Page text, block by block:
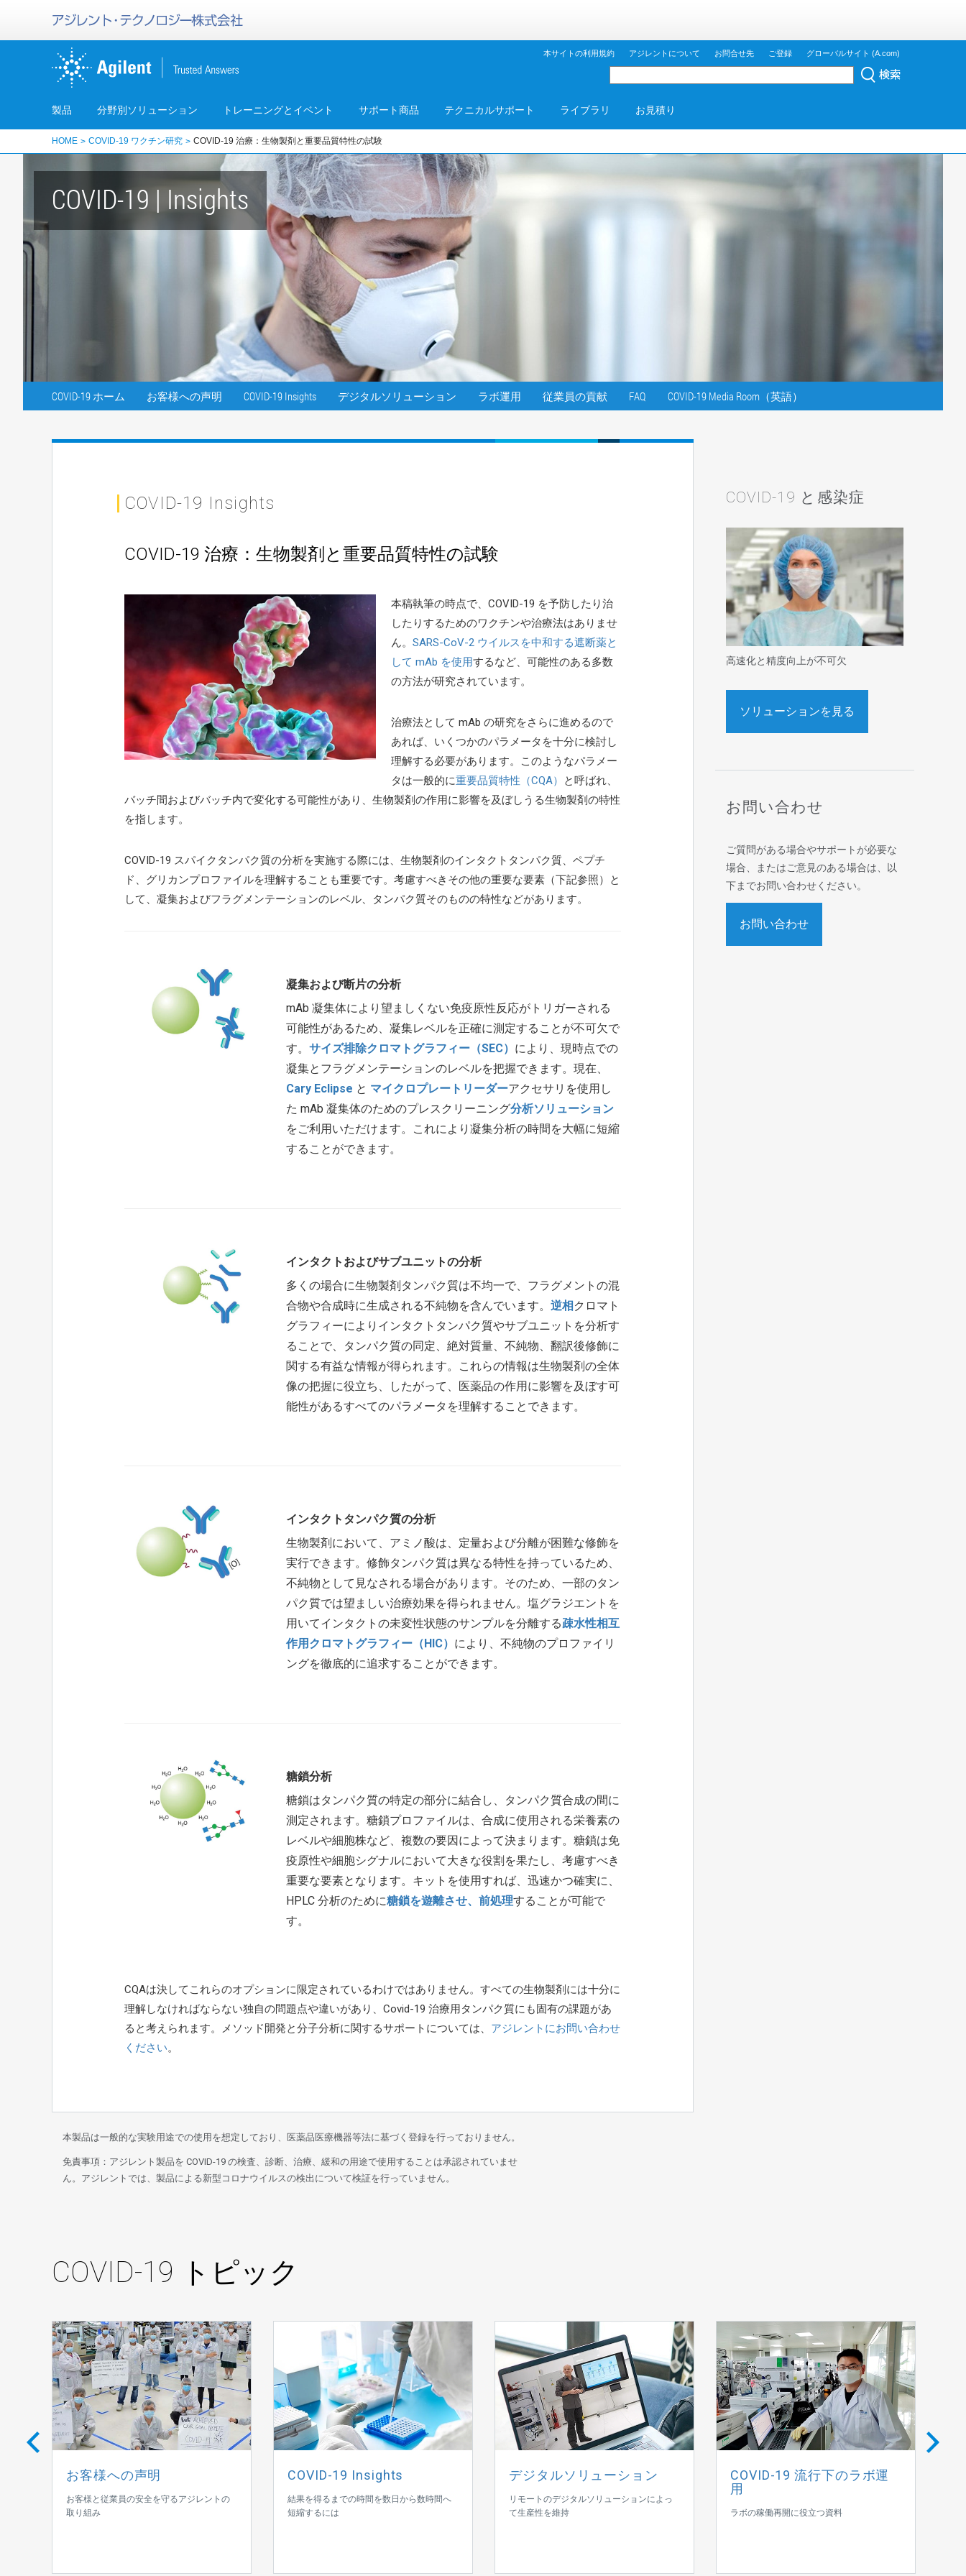
本サイトの利用規約 アジレントについて お問合せ先 ご登録 グローバルサイト (A.com)
製品 分野別ソリューション トレーニングとイベント サポート商品 テクニカルサポート ライブラリ お見積り
HOME COVID-19 ワクチン研究 COVID-19 治療：生物製剤と重要品質特性の試験
COVID-19 | Insights
COVID-19 ホーム お客様への声明 COVID-19 Insights デジタルソリューション ラボ運用 従業員の貢献 FAQ COVID-19 Media Room（英語）
COVID-19 Insights
COVID-19 治療：生物製剤と重要品質特性の試験
本稿執筆の時点で、COVID-19 を予防したり治
したりするためのワクチンや治療法はありませ
ん。 SARS-CoV-2 ウイルスを中和する遮断薬と
して mAb を使用するなど、可能性のある多数
の方法が研究されています。
治療法として mAb の研究をさらに進めるので
あれば、いくつかのパラメータを十分に検討し
理解する必要があります。このようなパラメー
タは一般的に重要品質特性（CQA）
と呼ばれ、
バッチ間およびバッチ内で変化する可能性があり、生物製剤の作用に影響を及ぼしうる生物製剤の特性
を指します。
COVID-19 スパイクタンパク質の分析を実施する際には、生物製剤のインタクトタンパク質、ペプチ
ド、グリカンプロファイルを理解することも重要です。考慮すべきその他の重要な要素（下記参照）と
して、凝集およびフラグメンテーションのレベル、タンパク質そのものの特性などがあります。
凝集および断片の分析
mAb 凝集体により望ましくない免疫原性反応がトリガーされる
可能性があるため、凝集レベルを正確に測定することが不可欠で
す。 サイズ排除クロマトグラフィー（SEC） により、現時点での
凝集とフラグメンテーションのレベルを把握できます。現在、
Cary Eclipse と マイクロプレートリーダーアクセサリを使用し
た mAb 凝集体のためのプレスクリーニング分析ソリューション
をご利用いただけます。これにより凝集分析の時間を大幅に短縮
することができます。
インタクトおよびサブユニットの分析
多くの場合に生物製剤タンパク質は不均一で、フラグメントの混
合物や合成時に生成される不純物を含んでいます。 逆相クロマト
グラフィーによりインタクトタンパク質やサブユニットを分析す
ることで、タンパク質の同定、絶対質量、不純物、翻訳後修飾に
関する有益な情報が得られます。これらの情報は生物製剤の全体
像の把握に役立ち、したがって、医薬品の作用に影響を及ぼす可
能性があるすべてのパラメータを理解することできます。
インタクトタンパク質の分析
生物製剤において、アミノ酸は、定量および分離が困難な修飾を
実行できます。修飾タンパク質は異なる特性を持っているため、
不純物として見なされる場合があります。そのため、一部のタン
パク質では望ましい治療効果を得られません。塩グラジエントを
用いてインタクトの未変性状態のサンプルを分離する疎水性相互
作用クロマトグラフィー（HIC） により、不純物のプロファイリ
ングを徹底的に追求することができます。
糖鎖分析
糖鎖はタンパク質の特定の部分に結合し、タンパク質合成の間に
測定されます。糖鎖プロファイルは、合成に使用される栄養素の
レベルや細胞株など、複数の要因によって決まります。糖鎖は免
疫原性や細胞シグナルにおいて大きな役割を果たし、考慮すべき
重要な要素となります。キットを使用すれば、迅速かつ確実に、
HPLC 分析のために糖鎖を遊離させ、前処理することが可能で
す。
CQAは決してこれらのオプションに限定されているわけではありません。すべての生物製剤には十分に
理解しなければならない独自の問題点や違いがあり、Covid-19 治療用タンパク質にも固有の課題があ
ると考えられます。メソッド開発と分子分析に関するサポートについては、 アジレントにお問い合わせ
ください。
本製品は一般的な実験用途での使用を想定しており、医薬品医療機器等法に基づく登録を行っておりません。
免責事項：アジレント製品を COVID-19 の検査、診断、治療、緩和の用途で使用することは承認されていませ
ん。アジレントでは、製品による新型コロナウイルスの検出について検証を行っていません。
COVID-19 と感染症
高速化と精度向上が不可欠
ソリューションを見る
お問い合わせ
ご質問がある場合やサポートが必要な
場合、またはご意見のある場合は、以
下までお問い合わせください。
お問い合わせ
COVID-19 トピック
お客様への声明
お客様と従業員の安全を守るアジレントの
取り組み
COVID-19 Insights
結果を得るまでの時間を数日から数時間へ
短縮するには
デジタルソリューション
リモートのデジタルソリューションによっ
て生産性を維持
COVID-19 流行下のラボ運
用
ラボの稼働再開に役立つ資料